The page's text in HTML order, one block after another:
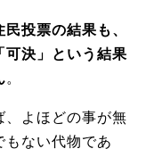
投票の結果も、
可決」という結果
。
、よほどの事が無
もない代物であ